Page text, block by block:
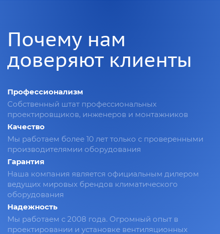
Почему нам
доверяют клиенты
Профессионализм
Собственный штат профессиональных
проектировщиков, инженеров и монтажников
Качество
Мы работаем более 10 лет только с проверенными
производителямии оборудования
Гарантия
Наша компания является официальным дилером
ведущих мировых брендов климатического
оборудования
Надежность
Мы работаем с 2008 года. Огромный опыт в
проектировании и установке вентиляционных